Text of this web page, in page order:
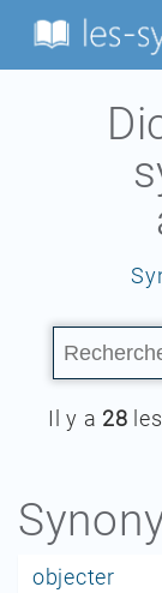
Il y a 28
objecter